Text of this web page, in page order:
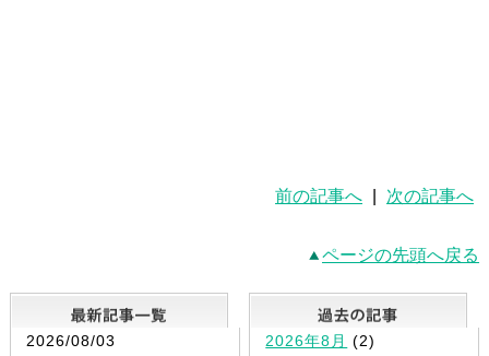
前の記事へ 次の記事へ
ページの先頭へ戻る
最新記事一覧
2026/08/03
2026年8月 (2)